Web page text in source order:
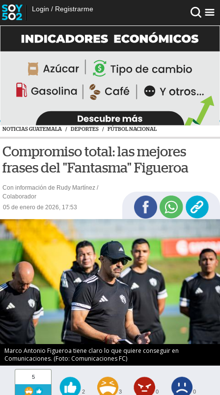
Login / Registrarme
NOTICIAS GUATEMALA / DEPORTES / FÚTBOL NACIONAL
Compromiso total: las mejores
frases del "Fantasma" Figueroa
Con información de Rudy Martínez /
Colaborador
05 de enero de 2026, 17:53
Marco Antonio Figueroa tiene claro lo que quiere conseguir en
Comunicaciones. (Foto: Comunicaciones FC)
5
2 3 0 0